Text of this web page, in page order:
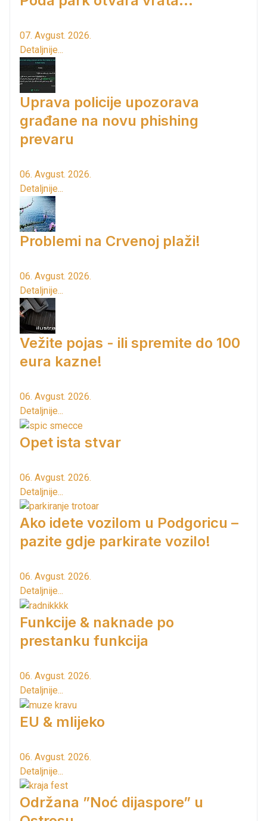
07. Avgust. 2026.
Detaljnije...
Uprava policije upozorava
građane na novu phishing
prevaru
06. Avgust. 2026.
Detaljnije...
Problemi na Crvenoj plaži!
06. Avgust. 2026.
Detaljnije...
Vežite pojas - ili spremite do 100
eura kazne!
06. Avgust. 2026.
Detaljnije...
Opet ista stvar
06. Avgust. 2026.
Detaljnije...
Ako idete vozilom u Podgoricu –
pazite gdje parkirate vozilo!
06. Avgust. 2026.
Detaljnije...
Funkcije & naknade po
prestanku funkcija
06. Avgust. 2026.
Detaljnije...
EU & mlijeko
06. Avgust. 2026.
Detaljnije...
Održana ”Noć dijaspore” u